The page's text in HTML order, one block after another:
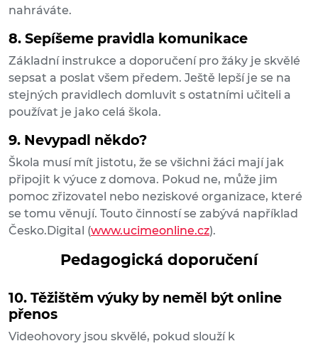
nahráváte.
8. Sepíšeme pravidla komunikace
Základní instrukce a doporučení pro žáky je skvělé
sepsat a poslat všem předem. Ještě lepší je se na
stejných pravidlech domluvit s ostatními učiteli a
používat je jako celá škola.
9. Nevypadl někdo?
Škola musí mít jistotu, že se všichni žáci mají jak
připojit k výuce z domova. Pokud ne, může jim
pomoc zřizovatel nebo neziskové organizace, které
se tomu věnují. Touto činností se zabývá například
Česko.Digital (www.ucimeonline.cz).
Pedagogická doporučení
10. Těžištěm výuky by neměl být online
přenos
Videohovory jsou skvělé, pokud slouží k